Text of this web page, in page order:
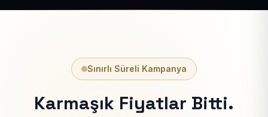
Sınırlı Süreli Kampanya
Karmaşık Fiyatlar Bitti.